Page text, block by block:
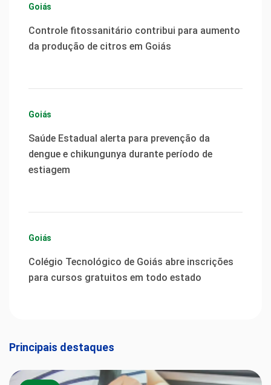
Goiás
Controle fitossanitário contribui para aumento
da produção de citros em Goiás
Goiás
Saúde Estadual alerta para prevenção da
dengue e chikungunya durante período de
estiagem
Goiás
Colégio Tecnológico de Goiás abre inscrições
para cursos gratuitos em todo estado
Principais destaques